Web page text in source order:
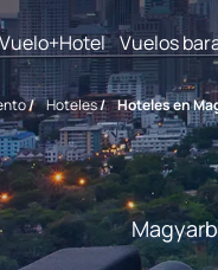
Vuelo+Hotel Vuelos
/ Hoteles/ Hoteles en